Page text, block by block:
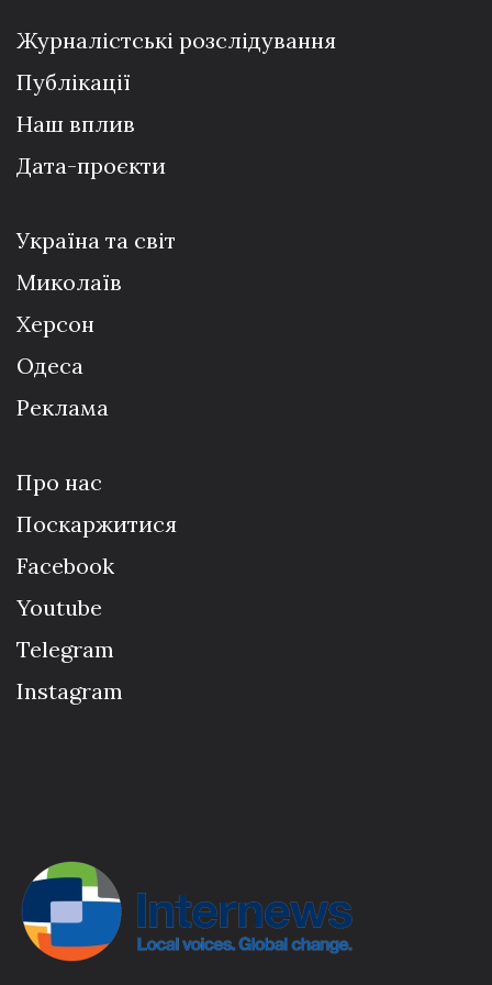
Журналістські розслідування
Публікації
Наш вплив
Дата-проєкти
Україна та світ
Миколаїв
Херсон
Одеса
Реклама
Про нас
Поскаржитися
Facebook
Youtube
Telegram
Instagram